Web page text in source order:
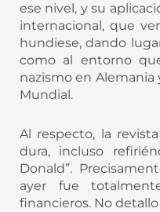
ese nivel, y su
internacional, que
hundiese, dando
como al entorno
nazismo en Alemania
Mundial.
Al respecto, la
dura, incluso
Donald”.
ayer fue
financieros. No